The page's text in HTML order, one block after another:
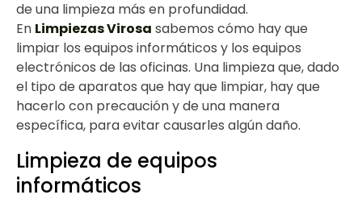
de una limpieza más en profundidad.
En Limpiezas Virosa sabemos cómo hay que
limpiar los equipos informáticos y los equipos
electrónicos de las oficinas. Una limpieza que, dado
el tipo de aparatos que hay que limpiar, hay que
hacerlo con precaución y de una manera
específica, para evitar causarles algún daño.
Limpieza de equipos
informáticos